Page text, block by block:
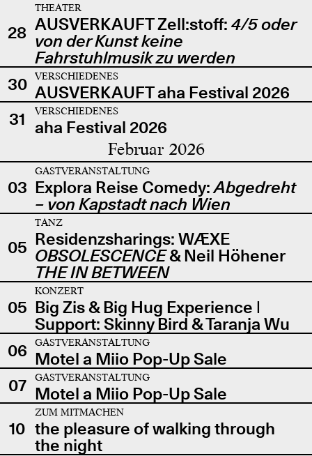
28
THEATER
AUSVERKAUFT Zell:stoff: 4/5 oder
von der Kunst keine
Fahrstuhlmusik zu werden
30
VERSCHIEDENES
AUSVERKAUFT aha Festival 2026
31
VERSCHIEDENES
aha Festival 2026
Februar 2026
03
GASTVERANSTALTUNG
Explora Reise Comedy:Abgedreht
– von Kapstadt nach Wien
05
TANZ
Residenzsharings: WÆXE
OBSOLESCENCE& Neil Höhener
THE IN BETWEEN
05
KONZERT
Big Zis & Big Hug Experience |
Support: Skinny Bird & Taranja Wu
06
GASTVERANSTALTUNG
Motel a Miio Pop-Up Sale
07
GASTVERANSTALTUNG
Motel a Miio Pop-Up Sale
10
ZUM MITMACHEN
the pleasure of walking through
the night